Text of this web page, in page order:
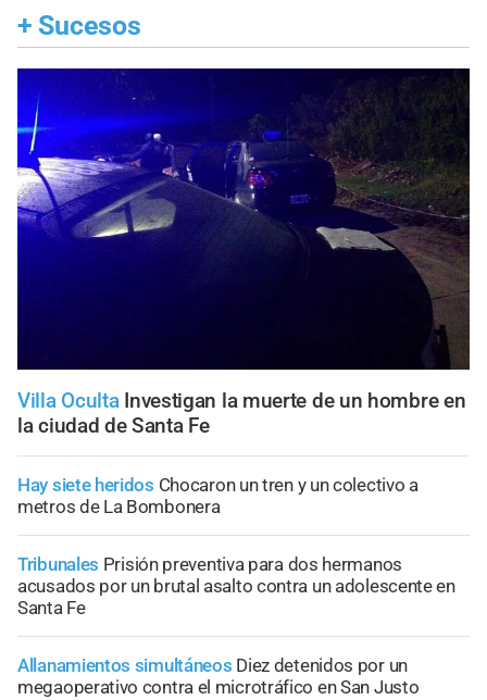
+ Sucesos
Villa Oculta Investigan la muerte de un hombre en
la ciudad de Santa Fe
Hay siete heridos Chocaron un tren y un colectivo a
metros de La Bombonera
Tribunales Prisión preventiva para dos hermanos
acusados por un brutal asalto contra un adolescente en
Santa Fe
Allanamientos simultáneos Diez detenidos por un
megaoperativo contra el microtráfico en San Justo